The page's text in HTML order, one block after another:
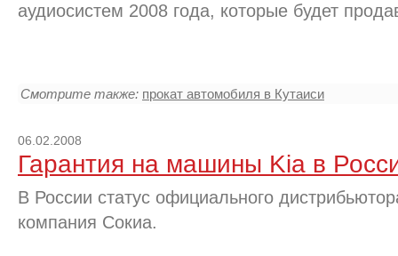
аудиосистем 2008 года, которые будет
Смотрите также: прокат автомобиля в Кутаиси
06.02.2008
Гарантия на машины Kia в
В России статус официального
компания Сокиа.